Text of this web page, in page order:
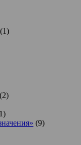
(1)
(2)
(9)